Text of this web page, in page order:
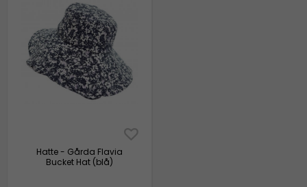
Hatte - Gårda Flavia
Bucket Hat (blå)